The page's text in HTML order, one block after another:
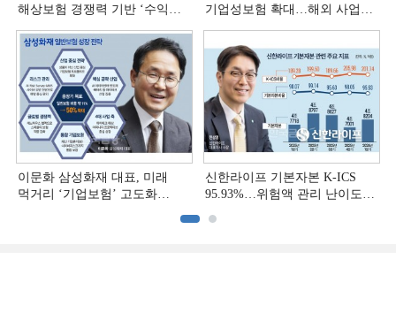
해상보험 경쟁력 기반 ‘수익
(3)]
기업성보험 확대…해외 사업
이문화 삼성화재 대표, 미래
먹거리 ‘기업보험’ 고도화
신한라이프 기본자본 K-ICS
95.93%…위험액 관리 난이도